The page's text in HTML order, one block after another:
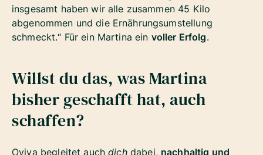
insgesamt haben wir alle zusammen 45 Kilo
abgenommen und die Ernährungsumstellung
schmeckt.“ Für ein Martina ein voller Erfolg.
Willst du das, was Martina
bisher geschafft hat, auch
schaffen?
Oviva begleitet auchdichdabei, nachhaltig und